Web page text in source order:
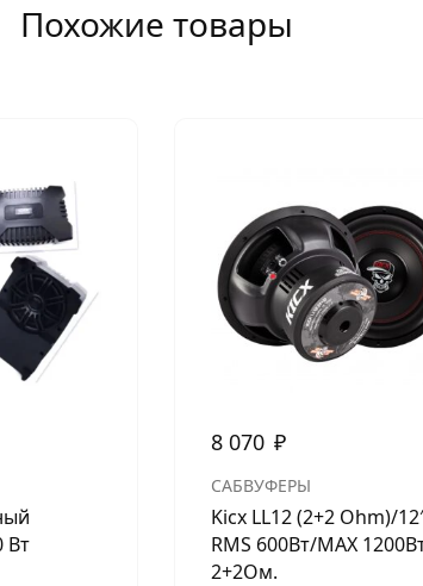
Похожие товары
Вт
8 070 ₽
САБВУФЕРЫ
Kicx LL12 (2+2 Ohm)/
RMS 600Вт/МАХ
2+2Ом.